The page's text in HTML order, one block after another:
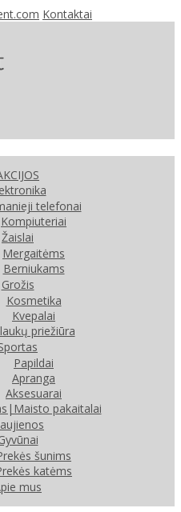
Kontaktai
telefonai
Kompiuteriai
Žaislai
Mergaitėms
Berniukams
Grožis
Kosmetika
Kvepalai
priežiūra
Papildai
Apranga
Aksesuarai
pakaitalai
šunims
katėms
mus